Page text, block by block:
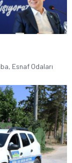
Esnaf Odaları